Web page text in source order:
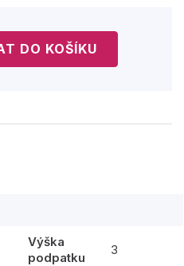
Výška
podpatku
3